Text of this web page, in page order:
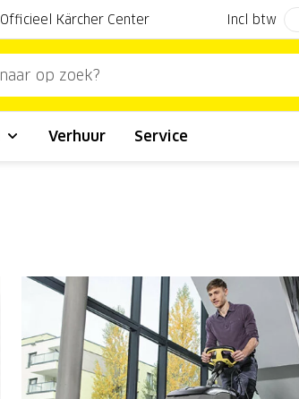
Officieel Kärcher Center
Verhuur Service
Incl btw